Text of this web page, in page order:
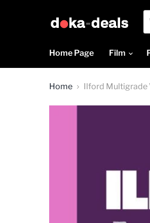
Home Page
Film
Home Ilford Multigrade